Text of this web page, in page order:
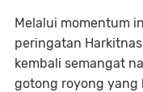
Melalui momentum
peringatan
kembali semangat
gotong royong yang